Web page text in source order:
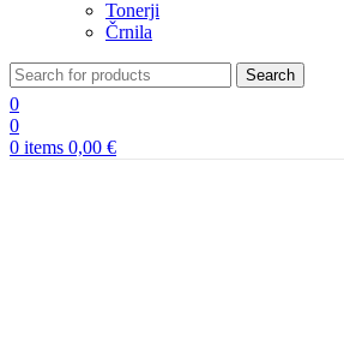
Tonerji
Črnila
Search
0
0
0 items 0,00 €